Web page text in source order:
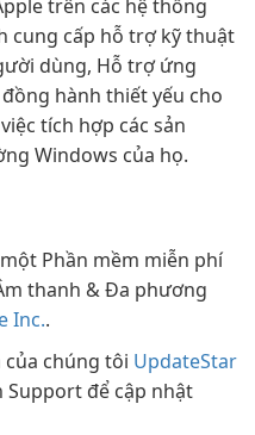
trên các hệ thống
cung cấp hỗ trợ kỹ thuật
dùng, Hỗ trợ ứng
hành thiết yếu cho
tích hợp các sản
Windows của họ.
Phần mềm miễn phí
thanh & Đa phương
Inc..
chúng tôi UpdateStar
Support để cập nhật